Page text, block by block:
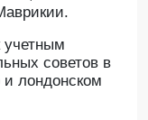
учетным
советов в
лондонском